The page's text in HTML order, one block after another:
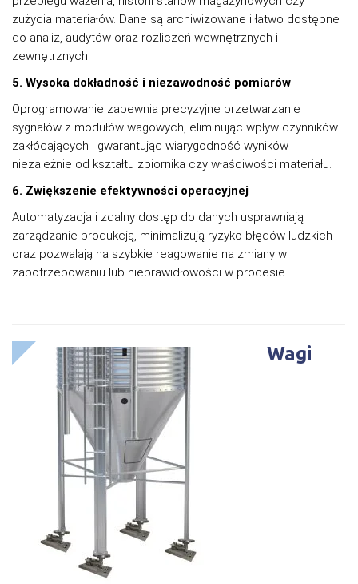
zużycia materiałów. Dane są archiwizowane i łatwo dostępne
do analiz, audytów oraz rozliczeń wewnętrznych i
zewnętrznych.
5. Wysoka dokładność i niezawodność pomiarów
Oprogramowanie zapewnia precyzyjne przetwarzanie
sygnałów z modułów wagowych, eliminując wpływ czynników
zakłócających i gwarantując wiarygodność wyników
niezależnie od kształtu zbiornika czy właściwości materiału.
6. Zwiększenie efektywności operacyjnej
Automatyzacja i zdalny dostęp do danych usprawniają
zarządzanie produkcją, minimalizują ryzyko błędów ludzkich
oraz pozwalają na szybkie reagowanie na zmiany w
zapotrzebowaniu lub nieprawidłowości w procesie.
Wagi